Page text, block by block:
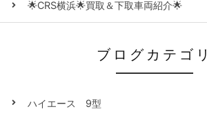
🌟CRS横浜🌟買取＆下取車両紹介🌟
ブログカテゴリ
ハイエース 9型